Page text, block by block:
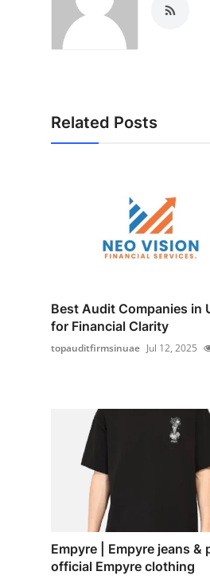
Related Posts
Best Audit Companies in
for Financial Clarity
topauditfirmsinuae Jul 12, 2025
Empyre | Empyre jeans &
official Empyre clothing